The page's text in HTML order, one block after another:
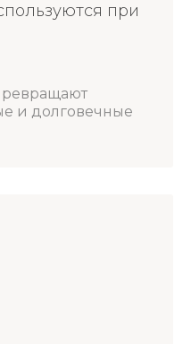
при
и долговечные